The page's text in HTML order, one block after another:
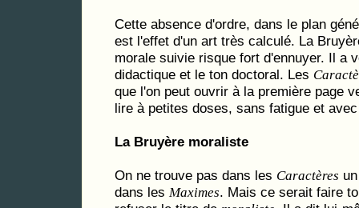
Cette absence d'ordre, dans le plan
est l'effet d'un art très calculé. La
morale suivie risque fort d'ennuyer. Il a
didactique et le ton doctoral. Les
que l'on peut ouvrir à la première page
lire à petites doses, sans fatigue et
La Bruyère moraliste
On ne trouve pas dans les Caractères
dans les Maximes. Mais ce serait faire